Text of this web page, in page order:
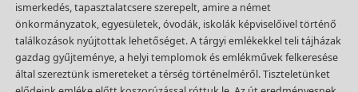
ismerkedés, tapasztalatcsere szerepelt, amire a német
önkormányzatok, egyesületek, óvodák, iskolák képviselőivel történő
találkozások nyújtottak lehetőséget. A tárgyi emlékekkel teli tájházak
gazdag gyűjteménye, a helyi templomok és emlékművek felkeresése
által szereztünk ismereteket a térség történelméről. Tiszteletünket